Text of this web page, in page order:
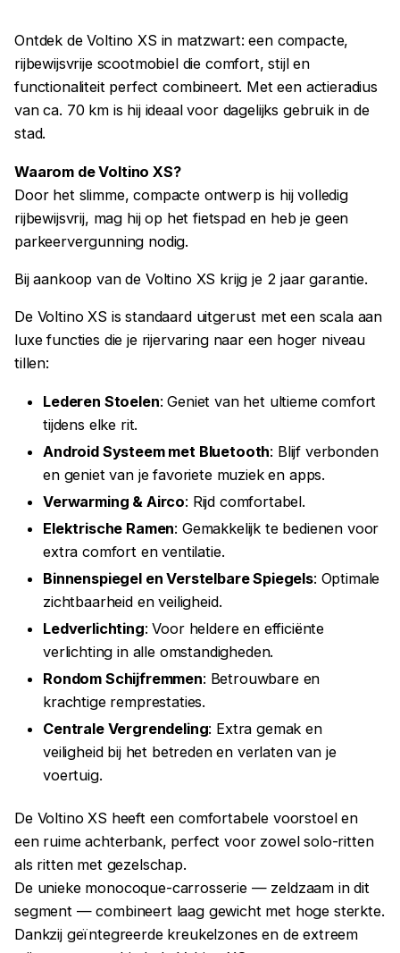
Ontdek de Voltino XS in matzwart: een compacte,
rijbewijsvrije scootmobiel die comfort, stijl en
functionaliteit perfect combineert. Met een actieradius
van ca. 70 km is hij ideaal voor dagelijks gebruik in de
stad.
Waarom de Voltino XS?
Door het slimme, compacte ontwerp is hij volledig
rijbewijsvrij, mag hij op het fietspad en heb je geen
parkeervergunning nodig.
Bij aankoop van de Voltino XS krijg je 2 jaar garantie.
De Voltino XS is standaard uitgerust met een scala aan
luxe functies die je rijervaring naar een hoger niveau
tillen:
Lederen Stoelen: Geniet van het ultieme comfort
tijdens elke rit.
Android Systeem met Bluetooth: Blijf verbonden
en geniet van je favoriete muziek en apps.
Verwarming & Airco: Rijd comfortabel.
Elektrische Ramen: Gemakkelijk te bedienen voor
extra comfort en ventilatie.
Binnenspiegel en Verstelbare Spiegels: Optimale
zichtbaarheid en veiligheid.
Ledverlichting: Voor heldere en efficiënte
verlichting in alle omstandigheden.
Rondom Schijfremmen: Betrouwbare en
krachtige remprestaties.
Centrale Vergrendeling: Extra gemak en
veiligheid bij het betreden en verlaten van je
voertuig.
De Voltino XS heeft een comfortabele voorstoel en
een ruime achterbank, perfect voor zowel solo-ritten
als ritten met gezelschap.
De unieke monocoque-carrosserie — zeldzaam in dit
segment — combineert laag gewicht met hoge sterkte.
Dankzij geïntegreerde kreukelzones en de extreem